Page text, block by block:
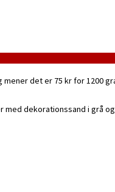
det er 75 kr for 1200
dekorationssand i grå